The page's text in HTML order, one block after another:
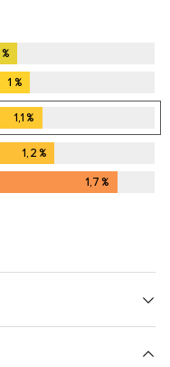
%
1 %
1,1%
1,2%
1,7%